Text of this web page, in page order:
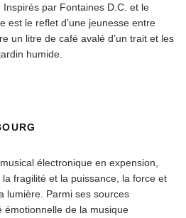
Inspirés par Fontaines D.C. et le
est le reflet d’une jeunesse entre
un litre de café avalé d’un trait et les
humide.
électronique en expension,
fragilité et la puissance, la force et
lumière. Parmi ses sources
émotionnelle de la musique